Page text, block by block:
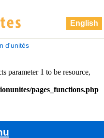
English
d'unités